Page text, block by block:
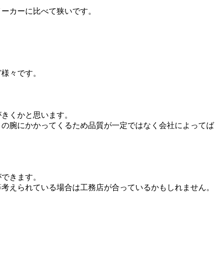
カーに比べて狭いです。
々です。
くかと思います。
腕にかかってくるため品質が一定ではなく会社によってば
きます。
えられている場合は工務店が合っているかもしれません。